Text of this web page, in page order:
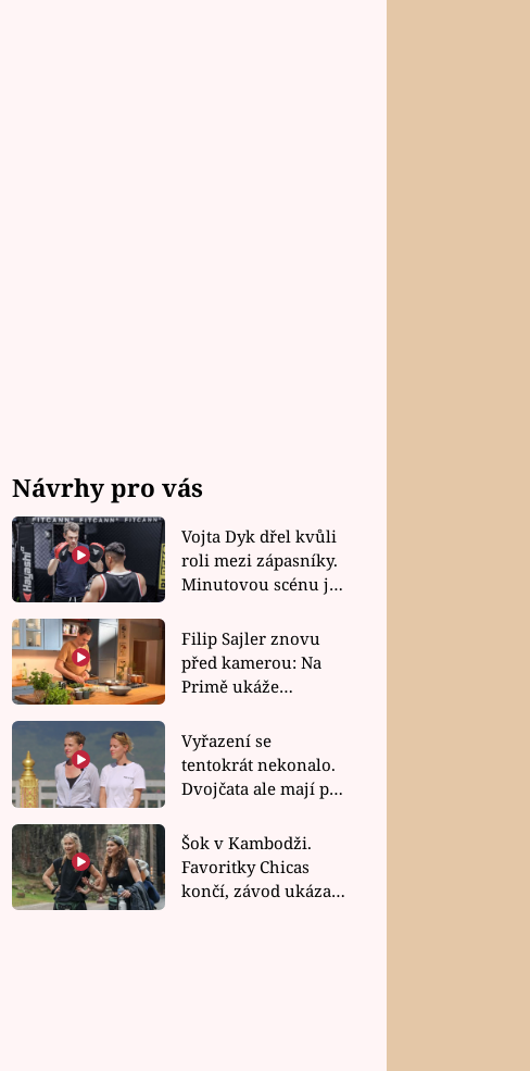
Návrhy pro vás
Vojta Dyk dřel kvůli
roli mezi zápasníky.
Minutovou scénu jel
Filip Sajler znovu
před kamerou: Na
Primě ukáže
rychlé recepty
Vyřazení se
tentokrát nekonalo.
Dvojčata ale mají po
závodu nůž na krku
Šok v Kambodži.
Favoritky Chicas
končí, závod ukázal